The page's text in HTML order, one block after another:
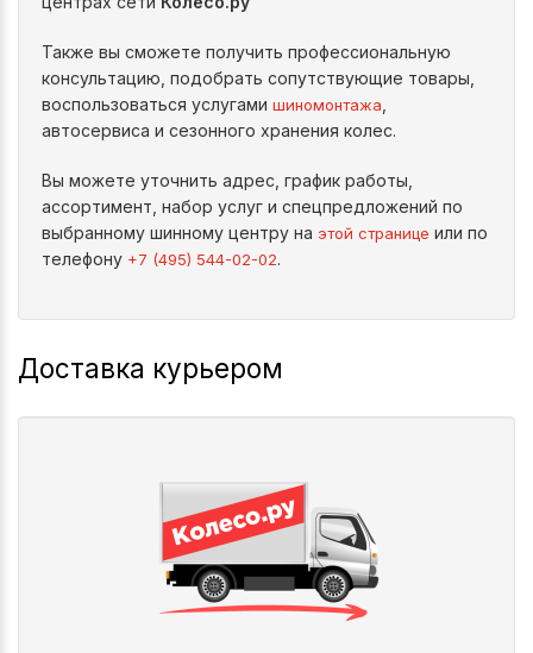
Также вы сможете получить профессиональную
консультацию, подобрать сопутствующие товары,
воспользоваться услугами шиномонтажа
автосервиса и сезонного хранения колес.
Вы можете уточнить адрес, график работы,
ассортимент, набор услуг и спецпредложений по
выбранному шинному центру на этой странице или по
телефону +7 (495) 544-02-02.
Доставка курьером